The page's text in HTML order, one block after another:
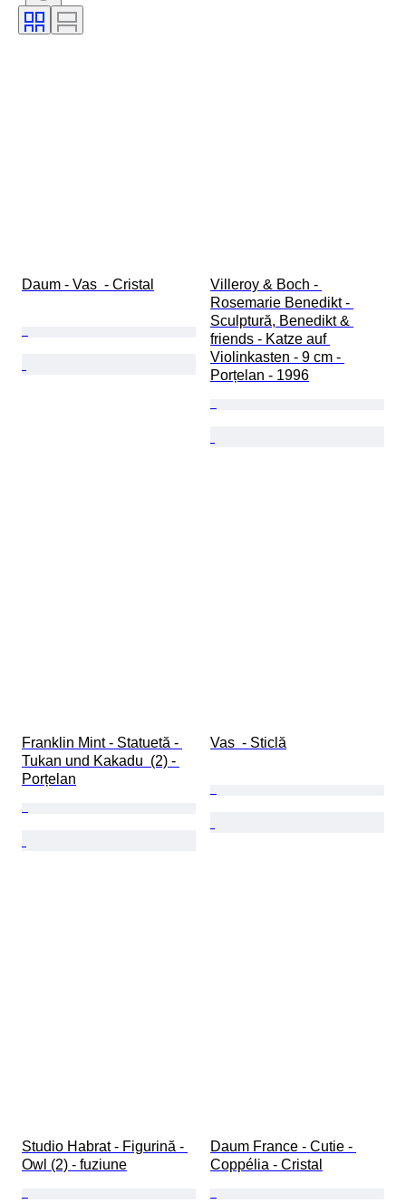
Stil
Culoare
Daum - Vas  - Cristal
Villeroy & Boch -
Rosemarie Benedikt -
Sculptură, Benedikt &
friends - Katze auf
Violinkasten - 9 cm -
Porțelan - 1996
Franklin Mint - Statuetă -
Tukan und Kakadu  (2) -
Porțelan
Vas  - Sticlă
Studio Habrat - Figurină -
Owl (2) - fuziune
Daum France - Cutie -
Coppélia - Cristal